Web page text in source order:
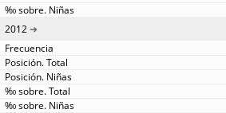
2012